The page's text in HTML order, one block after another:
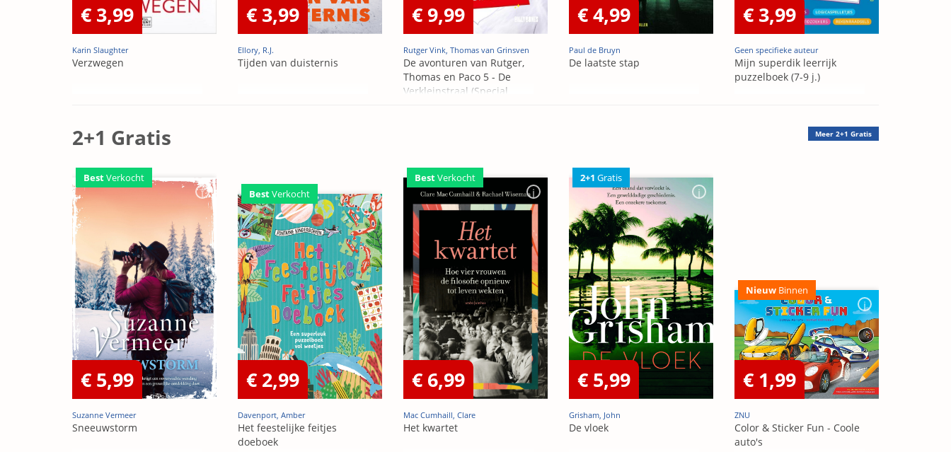
€ 3,99
Karin Slaughter
Verzwegen
€ 3,99
Ellory, R.J.
Tijden van duisternis
€ 9,99
Rutger Vink, Thomas van Grinsven
De avonturen van Rutger,
Thomas en Paco 5 - De
Verkleinstraal (Special
€ 4,99
Paul de Bruyn
De laatste stap
€ 3,99
Geen specifieke auteur
Mijn superdik leerrijk
puzzelboek (7-9 j.)
2+1 Gratis Meer 2+1 Gratis
BestVerkocht
€ 5,99
Suzanne Vermeer
Sneeuwstorm
BestVerkocht
€ 2,99
Davenport, Amber
Het feestelijke feitjes
doeboek
BestVerkocht
€ 6,99
Mac Cumhaill, Clare
Het kwartet
2+1 Gratis
€ 5,99
Grisham, John
De vloek
Nieuw Binnen
€ 1,99
ZNU
Color & Sticker Fun - Coole
auto's